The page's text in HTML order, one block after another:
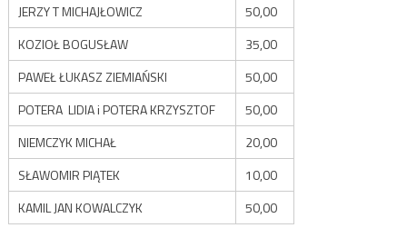
JERZY T MICHAJŁOWICZ
50,00
KOZIOŁ BOGUSŁAW
35,00
PAWEŁ ŁUKASZ ZIEMIAŃSKI
50,00
POTERA LIDIA i POTERA KRZYSZTOF
50,00
NIEMCZYK MICHAŁ
20,00
SŁAWOMIR PIĄTEK
10,00
KAMIL JAN KOWALCZYK
50,00